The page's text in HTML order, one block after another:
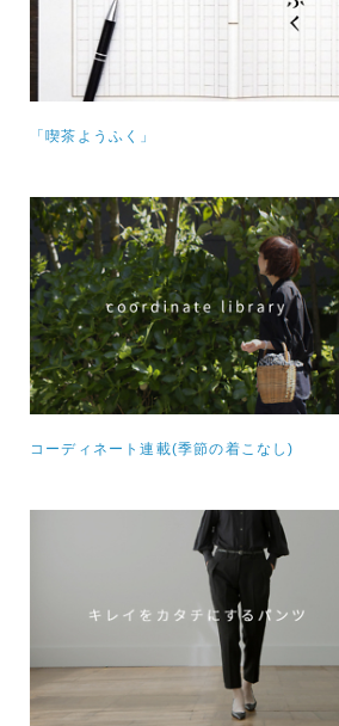
「喫茶ようふく」
コーディネート連載(季節の着こなし)